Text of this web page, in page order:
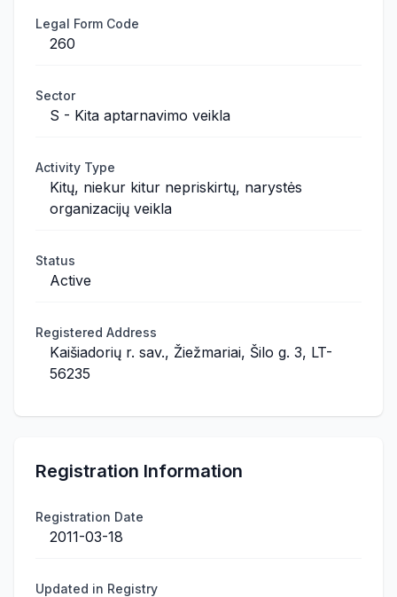
Legal Form Code
260
Sector
S - Kita aptarnavimo veikla
Activity Type
Kitų, niekur kitur nepriskirtų, narystės
organizacijų veikla
Status
Active
Registered Address
Kaišiadorių r. sav., Žiežmariai, Šilo g. 3, LT-
56235
Registration Information
Registration Date
2011-03-18
Updated in Registry